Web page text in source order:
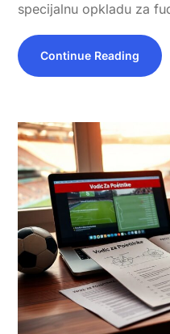
specijalnu opkladu za
Continue Reading